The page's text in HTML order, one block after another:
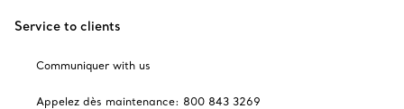
Service to clients
Communiquer with us
Appelez dès maintenance: 800 843 3269